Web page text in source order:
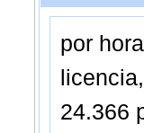
por
24.366